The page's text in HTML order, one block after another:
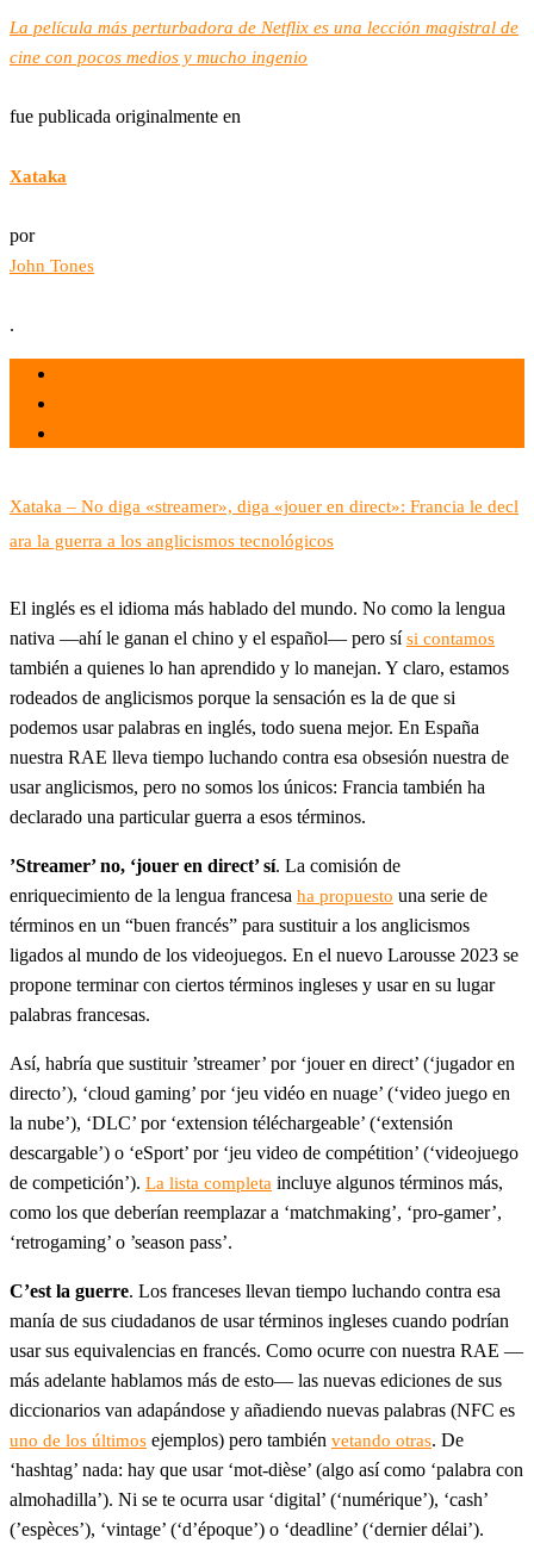
La película más perturbadora de Netflix es una lección magistral de
cine con pocos medios y mucho ingenio
fue publicada originalmente en
Xataka
por
John Tones
.
Xataka – No diga «streamer», diga «jouer en direct»: Francia le decl
ara la guerra a los anglicismos tecnológicos
El inglés es el idioma más hablado del mundo. No como la lengua
nativa —ahí le ganan el chino y el español— pero sísi contamos
también a quienes lo han aprendido y lo manejan. Y claro, estamos
rodeados de anglicismos porque la sensación es la de que si
podemos usar palabras en inglés, todo suena mejor. En España
nuestra RAE lleva tiempo luchando contra esa obsesión nuestra de
usar anglicismos, pero no somos los únicos: Francia también ha
declarado una particular guerra a esos términos.
’Streamer’ no, ‘jouer en direct’ sí. La comisión de
enriquecimiento de la lengua francesa ha propuesto una serie de
términos en un “buen francés” para sustituir a los anglicismos
ligados al mundo de los videojuegos. En el nuevo Larousse 2023 se
propone terminar con ciertos términos ingleses y usar en su lugar
palabras francesas.
Así, habría que sustituir ’streamer’ por ‘jouer en direct’ (‘jugador en
directo’), ‘cloud gaming’ por ‘jeu vidéo en nuage’ (‘video juego en
la nube’), ‘DLC’ por ‘extension téléchargeable’ (‘extensión
descargable’) o ‘eSport’ por ‘jeu video de compétition’ (‘videojuego
de competición’). La lista completa incluye algunos términos más,
como los que deberían reemplazar a ‘matchmaking’, ‘pro-gamer’,
‘retrogaming’ o ’season pass’.
C’est la guerre. Los franceses llevan tiempo luchando contra esa
manía de sus ciudadanos de usar términos ingleses cuando podrían
usar sus equivalencias en francés. Como ocurre con nuestra RAE —
más adelante hablamos más de esto— las nuevas ediciones de sus
diccionarios van adapándose y añadiendo nuevas palabras (NFC es
uno de los últimos ejemplos) pero también vetando otras. De
‘hashtag’ nada: hay que usar ‘mot-dièse’ (algo así como ‘palabra con
almohadilla’). Ni se te ocurra usar ‘digital’ (‘numérique’), ‘cash’
(’espèces’), ‘vintage’ (‘d’époque’) o ‘deadline’ (‘dernier délai’).